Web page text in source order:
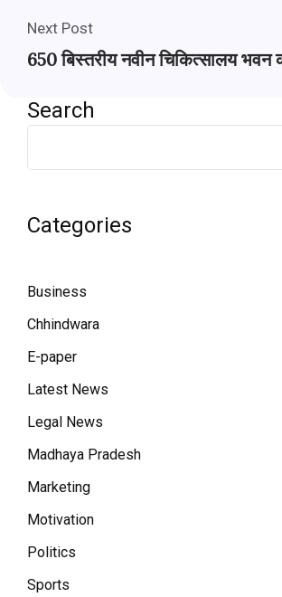
Next Post
650 बिस्तरीय नवीन चिकित्सालय भवन
Search
Categories
Business
Chhindwara
E-paper
Latest News
Legal News
Madhaya Pradesh
Marketing
Motivation
Politics
Sports